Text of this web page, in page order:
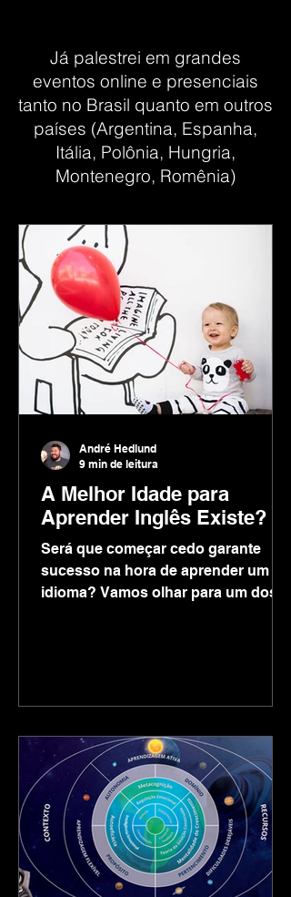
Já palestrei em grandes
eventos online e presenciais
tanto no Brasil quanto em outros
países (Argentina, Espanha,
Itália, Polônia, Hungria,
Montenegro, Romênia)
A Melhor Idade para
Aprender Inglês Existe?
Será que começar cedo garante
sucesso na hora de aprender um
idioma? Vamos olhar para um dos
André Hedlund
9 min de leitura